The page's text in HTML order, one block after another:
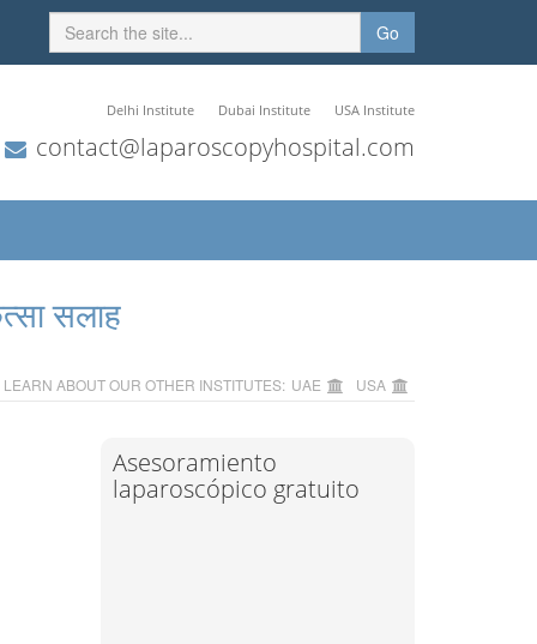
Go
Delhi Institute Dubai Institute USA Institute
contact@laparoscopyhospital.com
सलाह
LEARN ABOUT OUR OTHER INSTITUTES: UAE USA
Asesoramiento
laparoscópico gratuito